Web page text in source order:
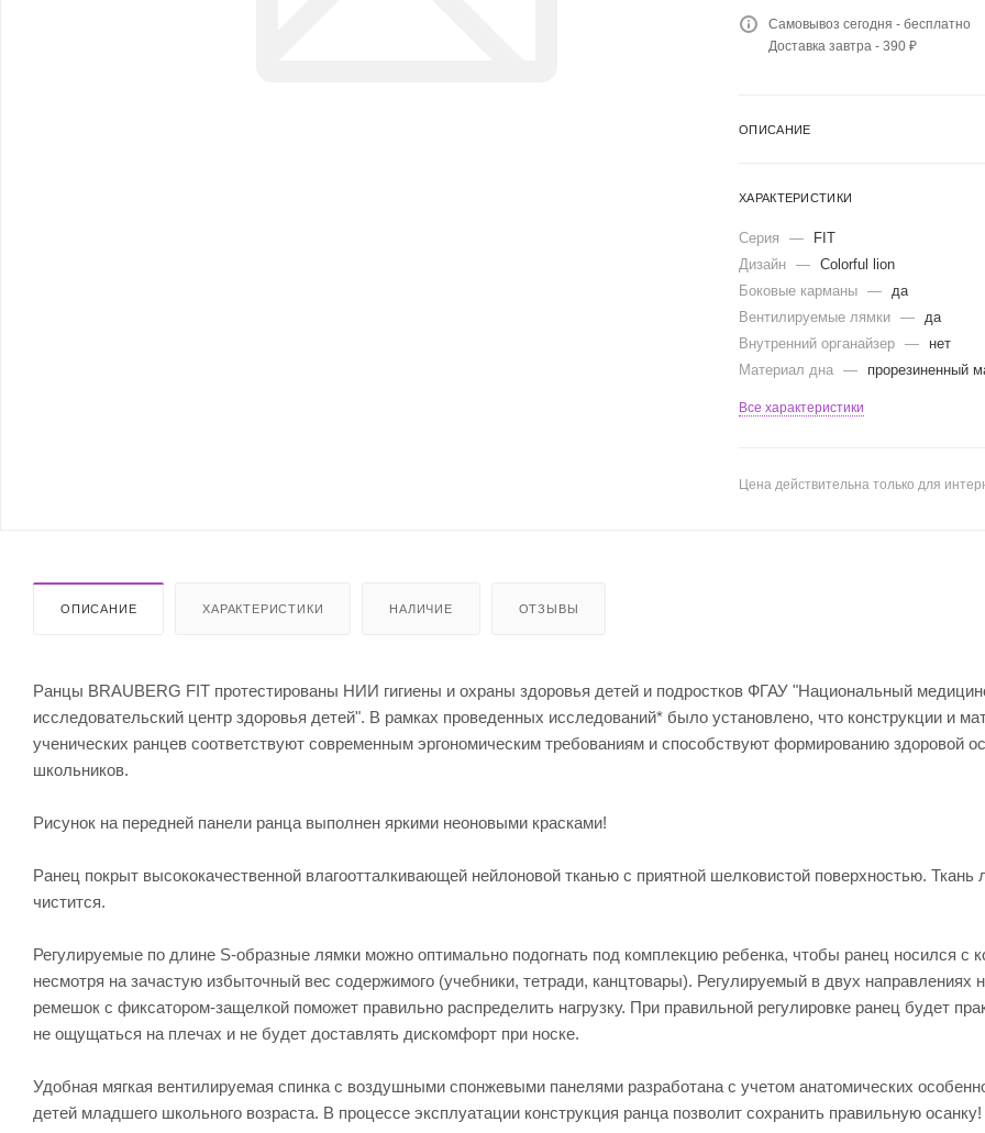
Самовывоз сегодня - бесплатно
Доставка завтра - 390 ₽
ОПИСАНИЕ
ХАРАКТЕРИСТИКИ
Серия —
FIT
Дизайн — Colorful lion
Боковые карманы —
да
Вентилируемые лямки —
да
Внутренний органайзер —
нет
Материал дна — прорезиненный
Все характеристики
Цена действительна только для
ОПИСАНИЕ ХАРАКТЕРИСТИКИ НАЛИЧИЕ ОТЗЫВЫ
Ранцы BRAUBERG FIT протестированы НИИ гигиены и охраны здоровья детей и подростков ФГАУ "Национальный
исследовательский центр здоровья детей". В рамках проведенных исследований* было установлено, что конструкции и
ученических ранцев соответствуют современным эргономическим требованиям и способствуют формированию здоровой
школьников.
Рисунок на передней панели ранца выполнен яркими неоновыми красками!
Ранец покрыт высококачественной влагоотталкивающей нейлоновой тканью с приятной шелковистой поверхностью. Ткань
чистится.
Регулируемые по длине S-образные лямки можно оптимально подогнать под комплекцию ребенка, чтобы ранец носился с
несмотря на зачастую избыточный вес содержимого (учебники, тетради, канцтовары). Регулируемый в двух направлениях
ремешок с фиксатором-защелкой поможет правильно распределить нагрузку. При правильной регулировке ранец будет
не ощущаться на плечах и не будет доставлять дискомфорт при носке.
Удобная мягкая вентилируемая спинка с воздушными спонжевыми панелями разработана с учетом анатомических
детей младшего школьного возраста. В процессе эксплуатации конструкция ранца позволит сохранить правильную осанку!